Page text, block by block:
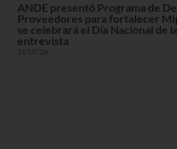
ANDE presentó Programa de
Proveedores para fortalecer
se celebrará el Día Nacional de
entrevista
31/07/26